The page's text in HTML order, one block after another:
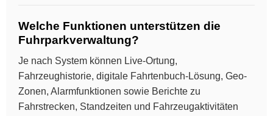
Welche Funktionen unterstützen die
Fuhrparkverwaltung?
Je nach System können Live-Ortung,
Fahrzeughistorie, digitale Fahrtenbuch-Lösung, Geo-
Zonen, Alarmfunktionen sowie Berichte zu
Fahrstrecken, Standzeiten und Fahrzeugaktivitäten